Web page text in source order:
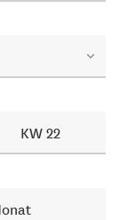
KW 22